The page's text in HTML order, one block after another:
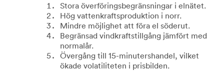
Stora överföringsbegränsningar i elnätet.
Hög vattenkraftsproduktion i norr.
Mindre möjlighet att föra el söderut.
Begränsad vindkraftstillgång jämfört med
normalår.
Övergång till 15-minutershandel, vilket
ökade volatiliteten i prisbilden.